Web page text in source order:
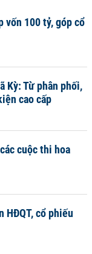
vốn 100 tỷ, góp cổ
Kỳ: Từ phân phối,
cao cấp
cuộc thi hoa
HĐQT, cổ phiếu